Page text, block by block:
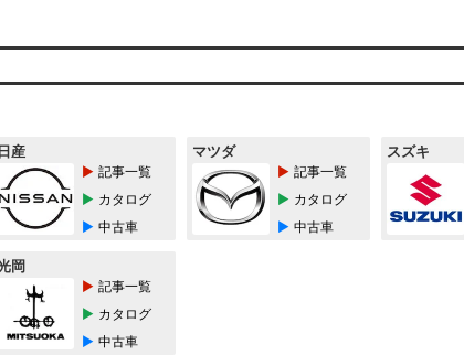
日産
記事一覧
カタログ
中古車
マツダ
記事一覧
カタログ
中古車
スズキ
岡
記事一覧
カタログ
中古車